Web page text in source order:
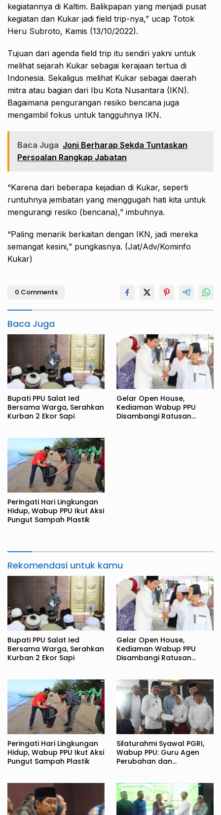
kegiatannya di Kaltim. Balikpapan yang menjadi pusat
kegiatan dan Kukar jadi field trip-nya,” ucap Totok
Heru Subroto, Kamis (13/10/2022).
Tujuan dari agenda field trip itu sendiri yakni untuk
melihat sejarah Kukar sebagai kerajaan tertua di
Indonesia. Sekaligus melihat Kukar sebagai daerah
mitra atau bagian dari Ibu Kota Nusantara (IKN).
Bagaimana pengurangan resiko bencana juga
mengambil fokus untuk tangguhnya IKN.
Baca Juga Joni Berharap Sekda Tuntaskan
Persoalan Rangkap Jabatan
“Karena dari beberapa kejadian di Kukar, seperti
runtuhnya jembatan yang menggugah hati kita untuk
mengurangi resiko (bencana),” imbuhnya.
“Paling menarik berkaitan dengan IKN, jadi mereka
semangat kesini,” pungkasnya. (Jat/Adv/Kominfo
Kukar)
0 Comments
Baca Juga
Bupati PPU Salat Ied
Bersama Warga, Serahkan
Kurban 2 Ekor Sapi
Gelar Open House,
Kediaman Wabup PPU
Disambangi Ratusan
Peringati Hari Lingkungan
Hidup, Wabup PPU Ikut Aksi
Pungut Sampah Plastik
Rekomendasi untuk kamu
Bupati PPU Salat Ied
Bersama Warga, Serahkan
Kurban 2 Ekor Sapi
Gelar Open House,
Kediaman Wabup PPU
Disambangi Ratusan
Peringati Hari Lingkungan
Hidup, Wabup PPU Ikut Aksi
Pungut Sampah Plastik
Silaturahmi Syawal PGRI,
Wabup PPU: Guru Agen
Perubahan dan